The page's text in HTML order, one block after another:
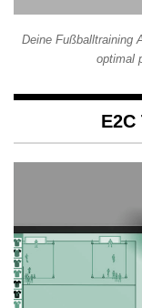
Deine Fußballtraining
optimal
E2C